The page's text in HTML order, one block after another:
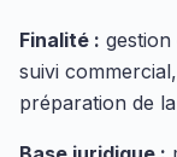
Finalité :
suivi
préparation de